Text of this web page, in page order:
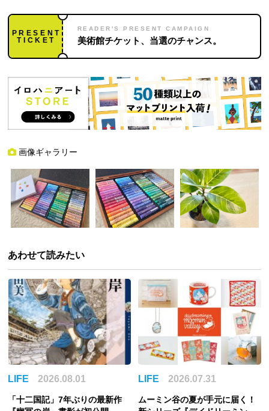
PRESENT
TICKET
READER'S PRESENT CAMPAIGN
美術館チケット、当選のチャンス。
画像ギャラリー
あわせて読みたい
LIFE 2026.08.01
「十二国記」7年ぶりの最新作
LIFE 2026.07.31
ムーミン谷の夏が手元に届く！